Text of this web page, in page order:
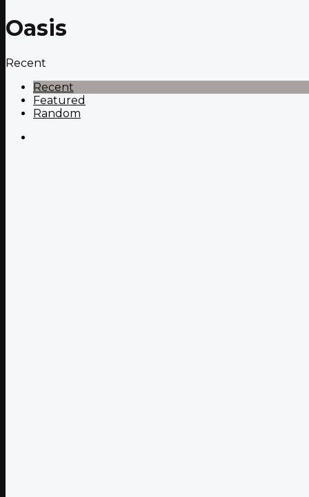
Oasis
Recent
Recent
Featured
Random